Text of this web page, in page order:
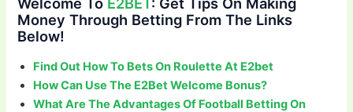
Money Through Betting From The Links
Below!
Find Out How To Bets On Roulette At E2bet
How Can Use The E2Bet Welcome Bonus?
What Are The Advantages Of Football Betting On